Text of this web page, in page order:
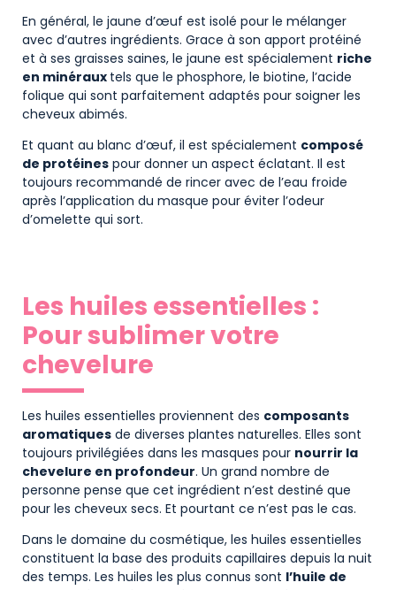
En général, le jaune d’œuf est isolé pour le mélanger
avec d’autres ingrédients. Grace à son apport protéiné
et à ses graisses saines, le jaune est spécialement riche
en minéraux tels que le phosphore, le biotine, l’acide
folique qui sont parfaitement adaptés pour soigner les
cheveux abimés.
Et quant au blanc d’œuf, il est spécialement composé
de protéines pour donner un aspect éclatant. Il est
toujours recommandé de rincer avec de l’eau froide
après l’application du masque pour éviter l’odeur
d’omelette qui sort.
Les huiles essentielles :
Pour sublimer votre
chevelure
Les huiles essentielles proviennent des composants
aromatiques de diverses plantes naturelles. Elles sont
toujours privilégiées dans les masques pour nourrir la
chevelure en profondeur. Un grand nombre de
personne pense que cet ingrédient n’est destiné que
pour les cheveux secs. Et pourtant ce n’est pas le cas.
Dans le domaine du cosmétique, les huiles essentielles
constituent la base des produits capillaires depuis la nuit
des temps. Les huiles les plus connus sont l’huile de